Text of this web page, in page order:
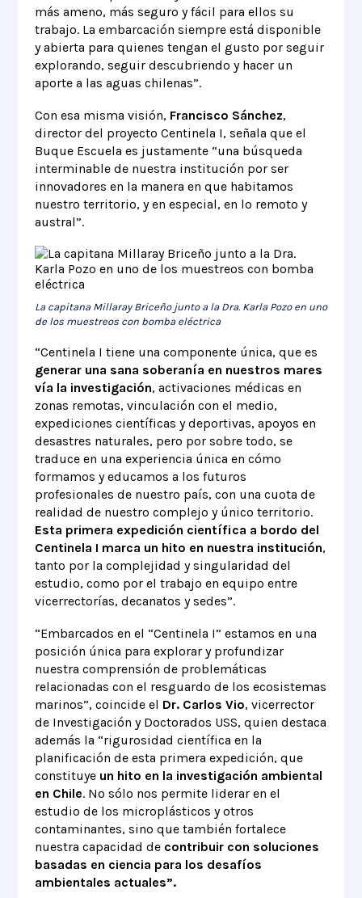
más ameno, más seguro y fácil para ellos su
trabajo. La embarcación siempre está disponible
y abierta para quienes tengan el gusto por seguir
explorando, seguir descubriendo y hacer un
aporte a las aguas chilenas”.
Con esa misma visión, Francisco Sánchez,
director del proyecto Centinela I, señala que el
Buque Escuela es justamente “una búsqueda
interminable de nuestra institución por ser
innovadores en la manera en que habitamos
nuestro territorio, y en especial, en lo remoto y
austral”.
La capitana Millaray Briceño junto a la Dra. Karla Pozo en uno
de los muestreos con bomba eléctrica
“Centinela I tiene una componente única, que es
generar una sana soberanía en nuestros mares
vía la investigación, activaciones médicas en
zonas remotas, vinculación con el medio,
expediciones científicas y deportivas, apoyos en
desastres naturales, pero por sobre todo, se
traduce en una experiencia única en cómo
formamos y educamos a los futuros
profesionales de nuestro país, con una cuota de
realidad de nuestro complejo y único territorio.
Esta primera expedición científica a bordo del
Centinela I marca un hito en nuestra institución,
tanto por la complejidad y singularidad del
estudio, como por el trabajo en equipo entre
vicerrectorías, decanatos y sedes”.
“Embarcados en el “Centinela I” estamos en una
posición única para explorar y profundizar
nuestra comprensión de problemáticas
relacionadas con el resguardo de los ecosistemas
marinos”, coincide el Dr. Carlos Vio, vicerrector
de Investigación y Doctorados USS, quien destaca
además la “rigurosidad científica en la
planificación de esta primera expedición, que
constituye un hito en la investigación ambiental
en Chile. No sólo nos permite liderar en el
estudio de los microplásticos y otros
contaminantes, sino que también fortalece
nuestra capacidad de contribuir con soluciones
basadas en ciencia para los desafíos
ambientales actuales”.